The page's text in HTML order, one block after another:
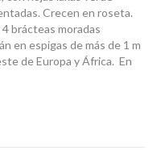
Crecen en roseta.
brácteas moradas
en espigas de más de 1 m
de Europa y África. En